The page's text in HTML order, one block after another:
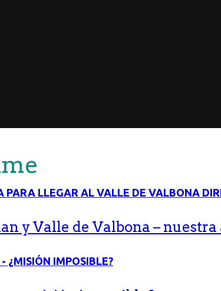
y Valle de Valbona –